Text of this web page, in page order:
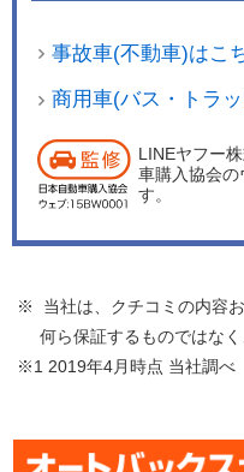
事故車(不動車)はこ
商用車(バス・トラ
LINEヤフー
車購入協会の
す。
※ 当社は、クチコミの内容お
何ら保証するものではな
※1 2019年4月時点 当社調べ